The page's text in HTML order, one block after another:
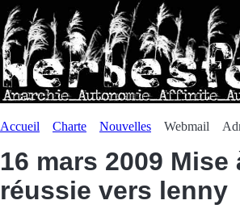
Accueil Charte Nouvelles Webmail
16 mars 2009 Mise
réussie vers lenny